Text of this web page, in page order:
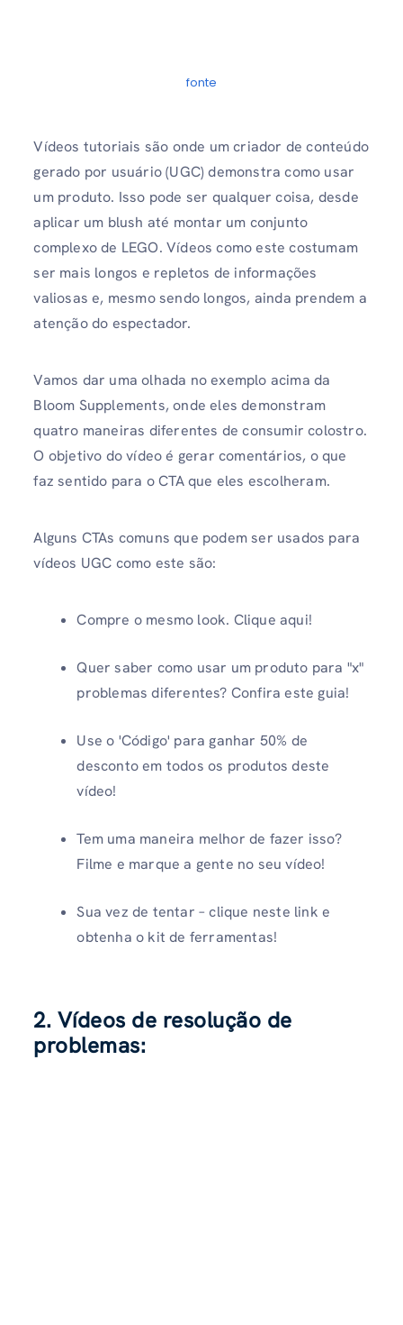
fonte
Vídeos tutoriais são onde um criador de conteúdo
gerado por usuário (UGC) demonstra como usar
um produto. Isso pode ser qualquer coisa, desde
aplicar um blush até montar um conjunto
complexo de LEGO. Vídeos como este costumam
ser mais longos e repletos de informações
valiosas e, mesmo sendo longos, ainda prendem a
atenção do espectador.
Vamos dar uma olhada no exemplo acima da
Bloom Supplements, onde eles demonstram
quatro maneiras diferentes de consumir colostro.
O objetivo do vídeo é gerar comentários, o que
faz sentido para o CTA que eles escolheram.
Alguns CTAs comuns que podem ser usados ​​para
vídeos UGC como este são:
Compre o mesmo look. Clique aqui!
Quer saber como usar um produto para "x"
problemas diferentes? Confira este guia!
Use o 'Código' para ganhar 50% de
desconto em todos os produtos deste
vídeo!
Tem uma maneira melhor de fazer isso?
Filme e marque a gente no seu vídeo!
Sua vez de tentar – clique neste link e
obtenha o kit de ferramentas!
2. Vídeos de resolução de
problemas: